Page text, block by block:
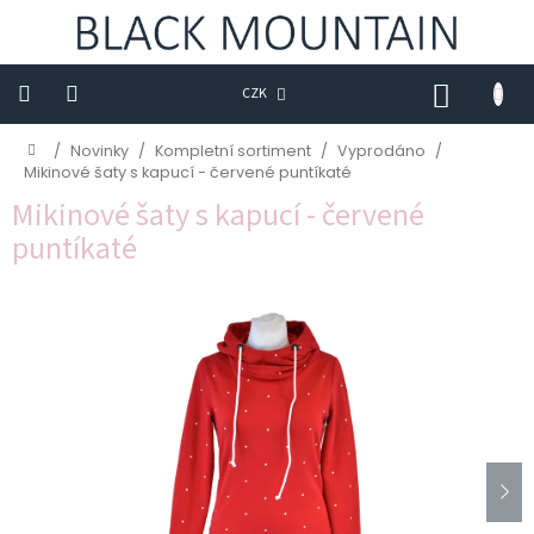
CZK
KOŠÍK
Novinky
M
Trička
Domů
/ Novinky / Kompletní sortiment / Vyprodáno /
Mikinové šaty s kapucí - červené puntíkaté
Mikinové šaty s kapucí - červené
puntíkaté